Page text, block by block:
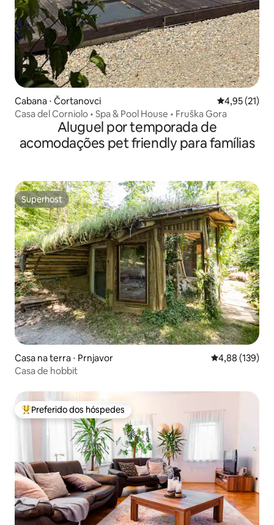
Cabana ⋅ Čortanovci 4,95 de uma
4,95 (21)
Casa del Corniolo • Spa & Pool House • Fruška Gora
Aluguel por temporada de
acomodações pet friendly para famílias
Superhost
Superhost
Casa na terra ⋅ Prnjavor 4,88 de uma
4,88 (139)
Casa de hobbit
Entre os melhores preferidos dos hóspedes
Preferido dos hóspedes